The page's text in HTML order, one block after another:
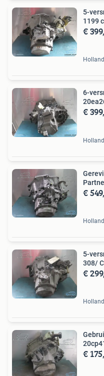
5-
1199
€
6-
€
€
5-
308/
€
€